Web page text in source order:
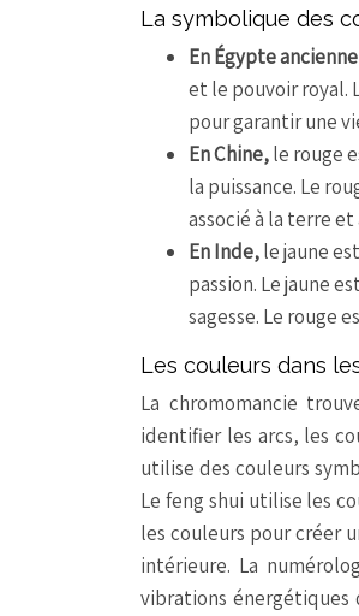
La symbolique des
En Égypte
et le pouvoir royal.
pour garantir une
En Chine,le rouge
la puissance. Le
associé à la terre
En Inde,le jaune
passion. Le jaune
sagesse. Le rouge
Les couleurs dans
La chromomancie
identifier les arcs, les
utilise des couleurs
Le feng shui utilise les
les couleurs pour créer
intérieure. La
vibrations énergétiques